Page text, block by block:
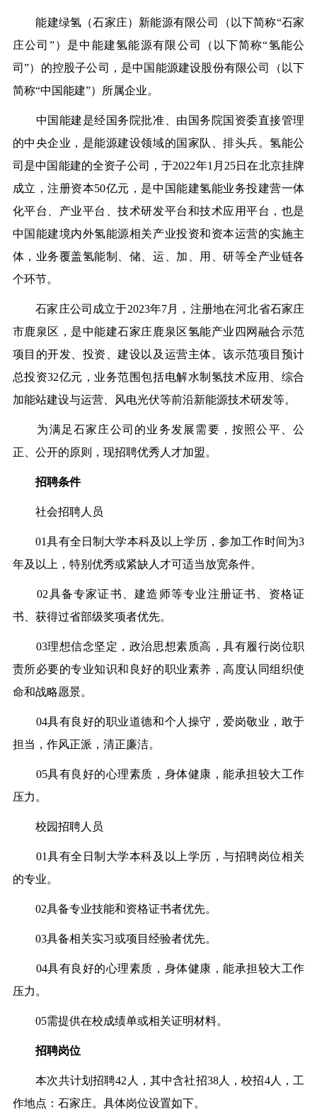
能建绿氢（石家庄）新能源有限公司（以下简称“石家
庄公司”）是中能建氢能源有限公司（以下简称“氢能公
司”）的控股子公司，是中国能源建设股份有限公司（以下
简称“中国能建”）所属企业。
中国能建是经国务院批准、由国务院国资委直接管理
的中央企业，是能源建设领域的国家队、排头兵。氢能公
司是中国能建的全资子公司，于2022年1月25日在北京挂牌
成立，注册资本50亿元，是中国能建氢能业务投建营一体
化平台、产业平台、技术研发平台和技术应用平台，也是
中国能建境内外氢能源相关产业投资和资本运营的实施主
体，业务覆盖氢能制、储、运、加、用、研等全产业链各
个环节。
石家庄公司成立于2023年7月，注册地在河北省石家庄
市鹿泉区，是中能建石家庄鹿泉区氢能产业四网融合示范
项目的开发、投资、建设以及运营主体。该示范项目预计
总投资32亿元，业务范围包括电解水制氢技术应用、综合
加能站建设与运营、风电光伏等前沿新能源技术研发等。
为满足石家庄公司的业务发展需要，按照公平、公
正、公开的原则，现招聘优秀人才加盟。
招聘条件
社会招聘人员
01具有全日制大学本科及以上学历，参加工作时间为3
年及以上，特别优秀或紧缺人才可适当放宽条件。
02具备专家证书、建造师等专业注册证书、资格证
书、获得过省部级奖项者优先。
03理想信念坚定，政治思想素质高，具有履行岗位职
责所必要的专业知识和良好的职业素养，高度认同组织使
命和战略愿景。
04具有良好的职业道德和个人操守，爱岗敬业，敢于
担当，作风正派，清正廉洁。
05具有良好的心理素质，身体健康，能承担较大工作
压力。
校园招聘人员
01具有全日制大学本科及以上学历，与招聘岗位相关
的专业。
02具备专业技能和资格证书者优先。
03具备相关实习或项目经验者优先。
04具有良好的心理素质，身体健康，能承担较大工作
压力。
05需提供在校成绩单或相关证明材料。
招聘岗位
本次共计划招聘42人，其中含社招38人，校招4人，工
作地点：石家庄。具体岗位设置如下。